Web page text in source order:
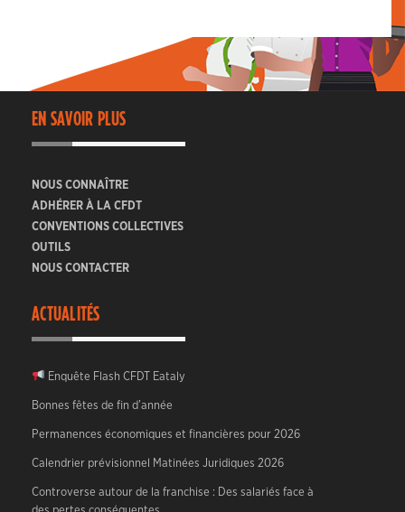
EN SAVOIR PLUS
NOUS CONNAÎTRE
ADHÉRER À LA CFDT
CONVENTIONS COLLECTIVES
OUTILS
NOUS CONTACTER
ACTUALITÉS
Enquête Flash CFDT Eataly
Bonnes fêtes de fin d’année
Permanences économiques et financières pour 2026
Calendrier prévisionnel Matinées Juridiques 2026
Controverse autour de la franchise : Des salariés face à